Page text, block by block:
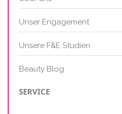
Unser Engagement
Unsere F&E Studien
Beauty Blog
SERVICE